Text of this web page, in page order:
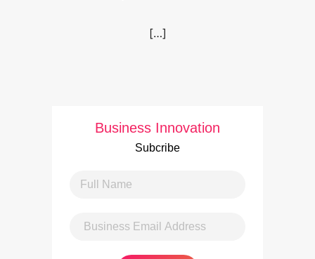
[…]
Business Innovation
Subcribe